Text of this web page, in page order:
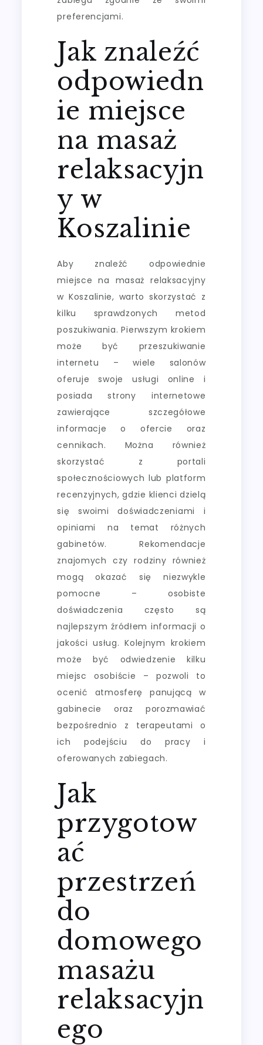
preferencjami.
Jak znaleźć
odpowiedn
ie miejsce
na masaż
relaksacyjn
y w
Koszalinie
Aby znaleźć odpowiednie
miejsce na masaż relaksacyjny
w Koszalinie, warto skorzystać z
kilku sprawdzonych metod
poszukiwania. Pierwszym krokiem
może być przeszukiwanie
internetu – wiele salonów
oferuje swoje usługi online i
posiada strony internetowe
zawierające szczegółowe
informacje o ofercie oraz
cennikach. Można również
skorzystać z portali
społecznościowych lub platform
recenzyjnych, gdzie klienci dzielą
się swoimi doświadczeniami i
opiniami na temat różnych
gabinetów. Rekomendacje
znajomych czy rodziny również
mogą okazać się niezwykle
pomocne – osobiste
doświadczenia często są
najlepszym źródłem informacji o
jakości usług. Kolejnym krokiem
może być odwiedzenie kilku
miejsc osobiście – pozwoli to
ocenić atmosferę panującą w
gabinecie oraz porozmawiać
bezpośrednio z terapeutami o
ich podejściu do pracy i
oferowanych zabiegach.
Jak
przygotow
ać
przestrzeń
do
domowego
masażu
relaksacyjn
ego